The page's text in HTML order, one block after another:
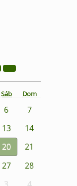
Sáb Dom
6
7
13
14
20
21
27
28
3 4